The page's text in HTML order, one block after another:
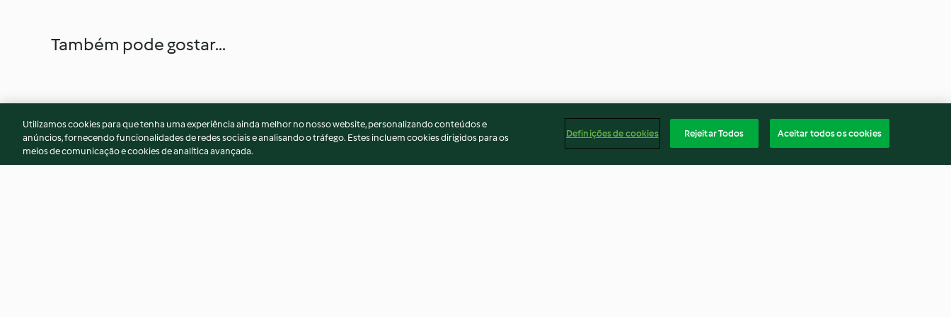
Também pode gostar...
Utilizamos cookies para que tenha uma experiência ainda melhor no nosso website, personalizando conteúdos e
anúncios, fornecendo funcionalidades de redes sociais e analisando o tráfego. Estes incluem cookies dirigidos para os
meios de comunicação e cookies de analítica avançada.
Definições de cookies Rejeitar Todos Aceitar todos os cookies